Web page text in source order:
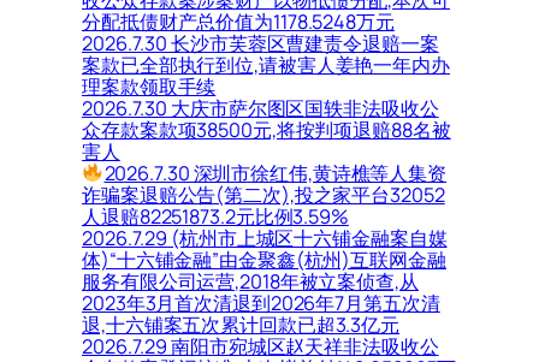
分配抵债财产总价值为1178.5248万元
2026.7.30 长沙市芙蓉区曹建责令退赔一案
案款已全部执行到位,请被害人姜艳一年内办
理案款领取手续
2026.7.30 大庆市萨尔图区国轶非法吸收公
众存款案款项38500元,将按判项退赔88名被
害人
2026.7.30 深圳市徐红伟,黄诗樵等人集资
诈骗案退赔公告(第二次),投之家平台32052
人退赔82251873.2元比例3.59%
2026.7.29 (杭州市上城区十六铺金融案自媒
体)“十六铺金融”由金聚鑫(杭州)互联网金融
服务有限公司运营,2018年被立案侦查,从
2023年3月首次清退到2026年7月第五次清
退,十六铺案五次累计回款已超3.3亿元
2026.7.29 南阳市宛城区赵天祥非法吸收公